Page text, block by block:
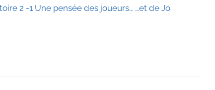
2 -1 Une pensée des joueurs… …et de Jo